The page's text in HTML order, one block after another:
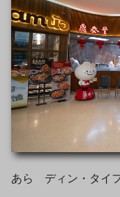
あら ディン・タイ